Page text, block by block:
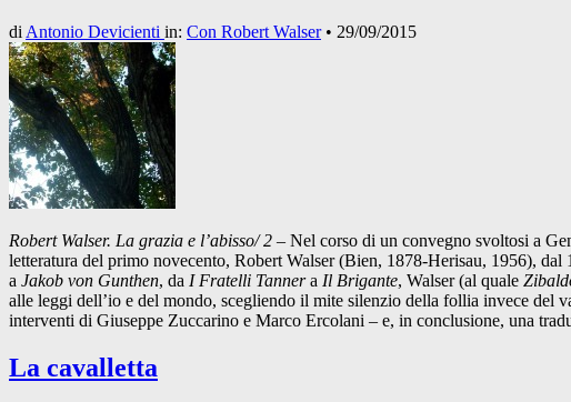
di Antonio Devicienti in: Con Robert Walser• 29/09/2015
Robert Walser. La grazia e l’abisso/ 2 – Nel corso di un convegno svoltosi a
letteratura del primo novecento, Robert Walser (Bien, 1878-Herisau, 1956),
a Jakob von Gunthen, da I Fratelli Tannera Il Brigante, Walser (al quale
alle leggi dell’io e del mondo, scegliendo il mite silenzio della follia invece
interventi di Giuseppe Zuccarino e Marco Ercolani – e, in conclusione, una
La cavalletta